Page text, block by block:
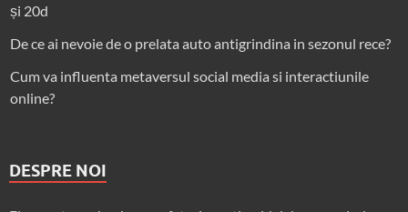
și 20d
De ce ai nevoie de o prelata auto antigrindina in sezonul rece?
Cum va influenta metaversul social media si interactiunile
online?
DESPRE NOI